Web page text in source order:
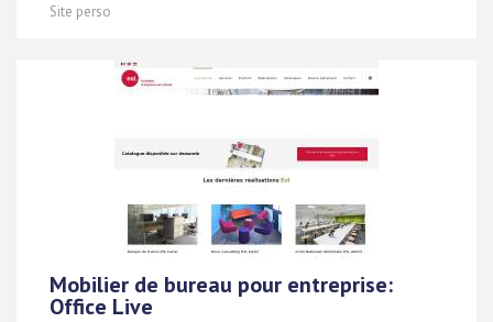
Site perso
Mobilier de bureau pour entreprise:
Office Live